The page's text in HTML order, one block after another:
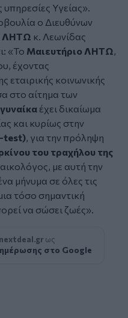
Υγείας».
ο Διευθύνων
ΛΗΤΩ κ. Λεωνίδας
«Το Μαιευτήριο ΛΗΤΩ,
έχοντας
εταιρικής κοινωνικής
στο αίτημα των
γυναίκα έχει δικαίωμα
και κυρίως στην
test), για την πρόληψη
του τραχήλου της
με αυτή την
μήνυμα σε όλες τις
τόσο σημαντική
να σώσει ζωές».
nextdeal.gr ως
στο Google